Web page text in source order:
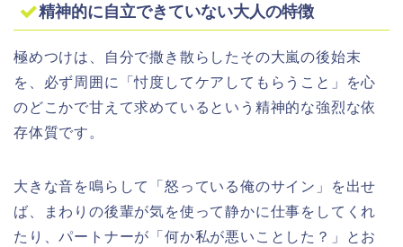
精神的に自立できていない大人の特徴
極めつけは、自分で撒き散らしたその大嵐の後始末
を、必ず周囲に「忖度してケアしてもらうこと」を心
のどこかで甘えて求めているという精神的な強烈な依
存体質です。
大きな音を鳴らして「怒っている俺のサイン」を出せ
ば、まわりの後輩が気を使って静かに仕事をしてくれ
たり、パートナーが「何か私が悪いことした？」とお